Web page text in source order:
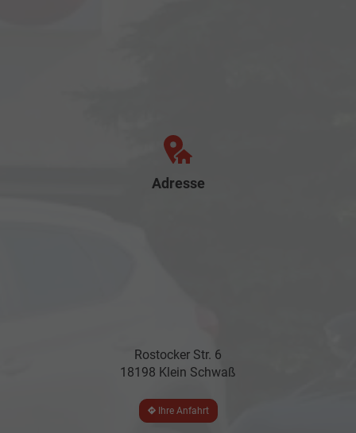
Adresse
Rostocker Str. 6
18198 Klein Schwaß
Ihre Anfahrt